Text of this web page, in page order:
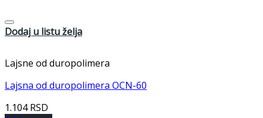
Dodaj u listu želja
Lajsne od duropolimera
Lajsna od duropolimera OCN-60
1.104RSD